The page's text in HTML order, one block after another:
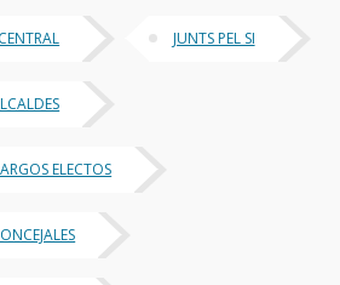
JUNTS PEL SI
ELECTOS